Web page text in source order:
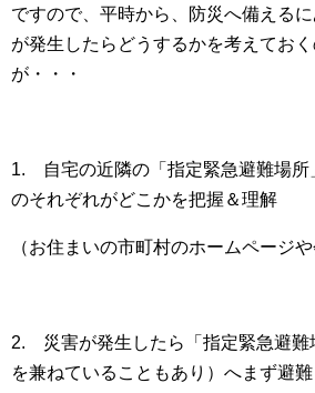
ですので、平時から、防災へ備える
が発生したらどうするかを考えてお
が・・・
1. 自宅の近隣の「指定緊急避難場所
のそれぞれがどこかを把握＆理解
（お住まいの市町村のホームページ
2. 災害が発生したら「指定緊急避難
を兼ねていることもあり）へまず避難